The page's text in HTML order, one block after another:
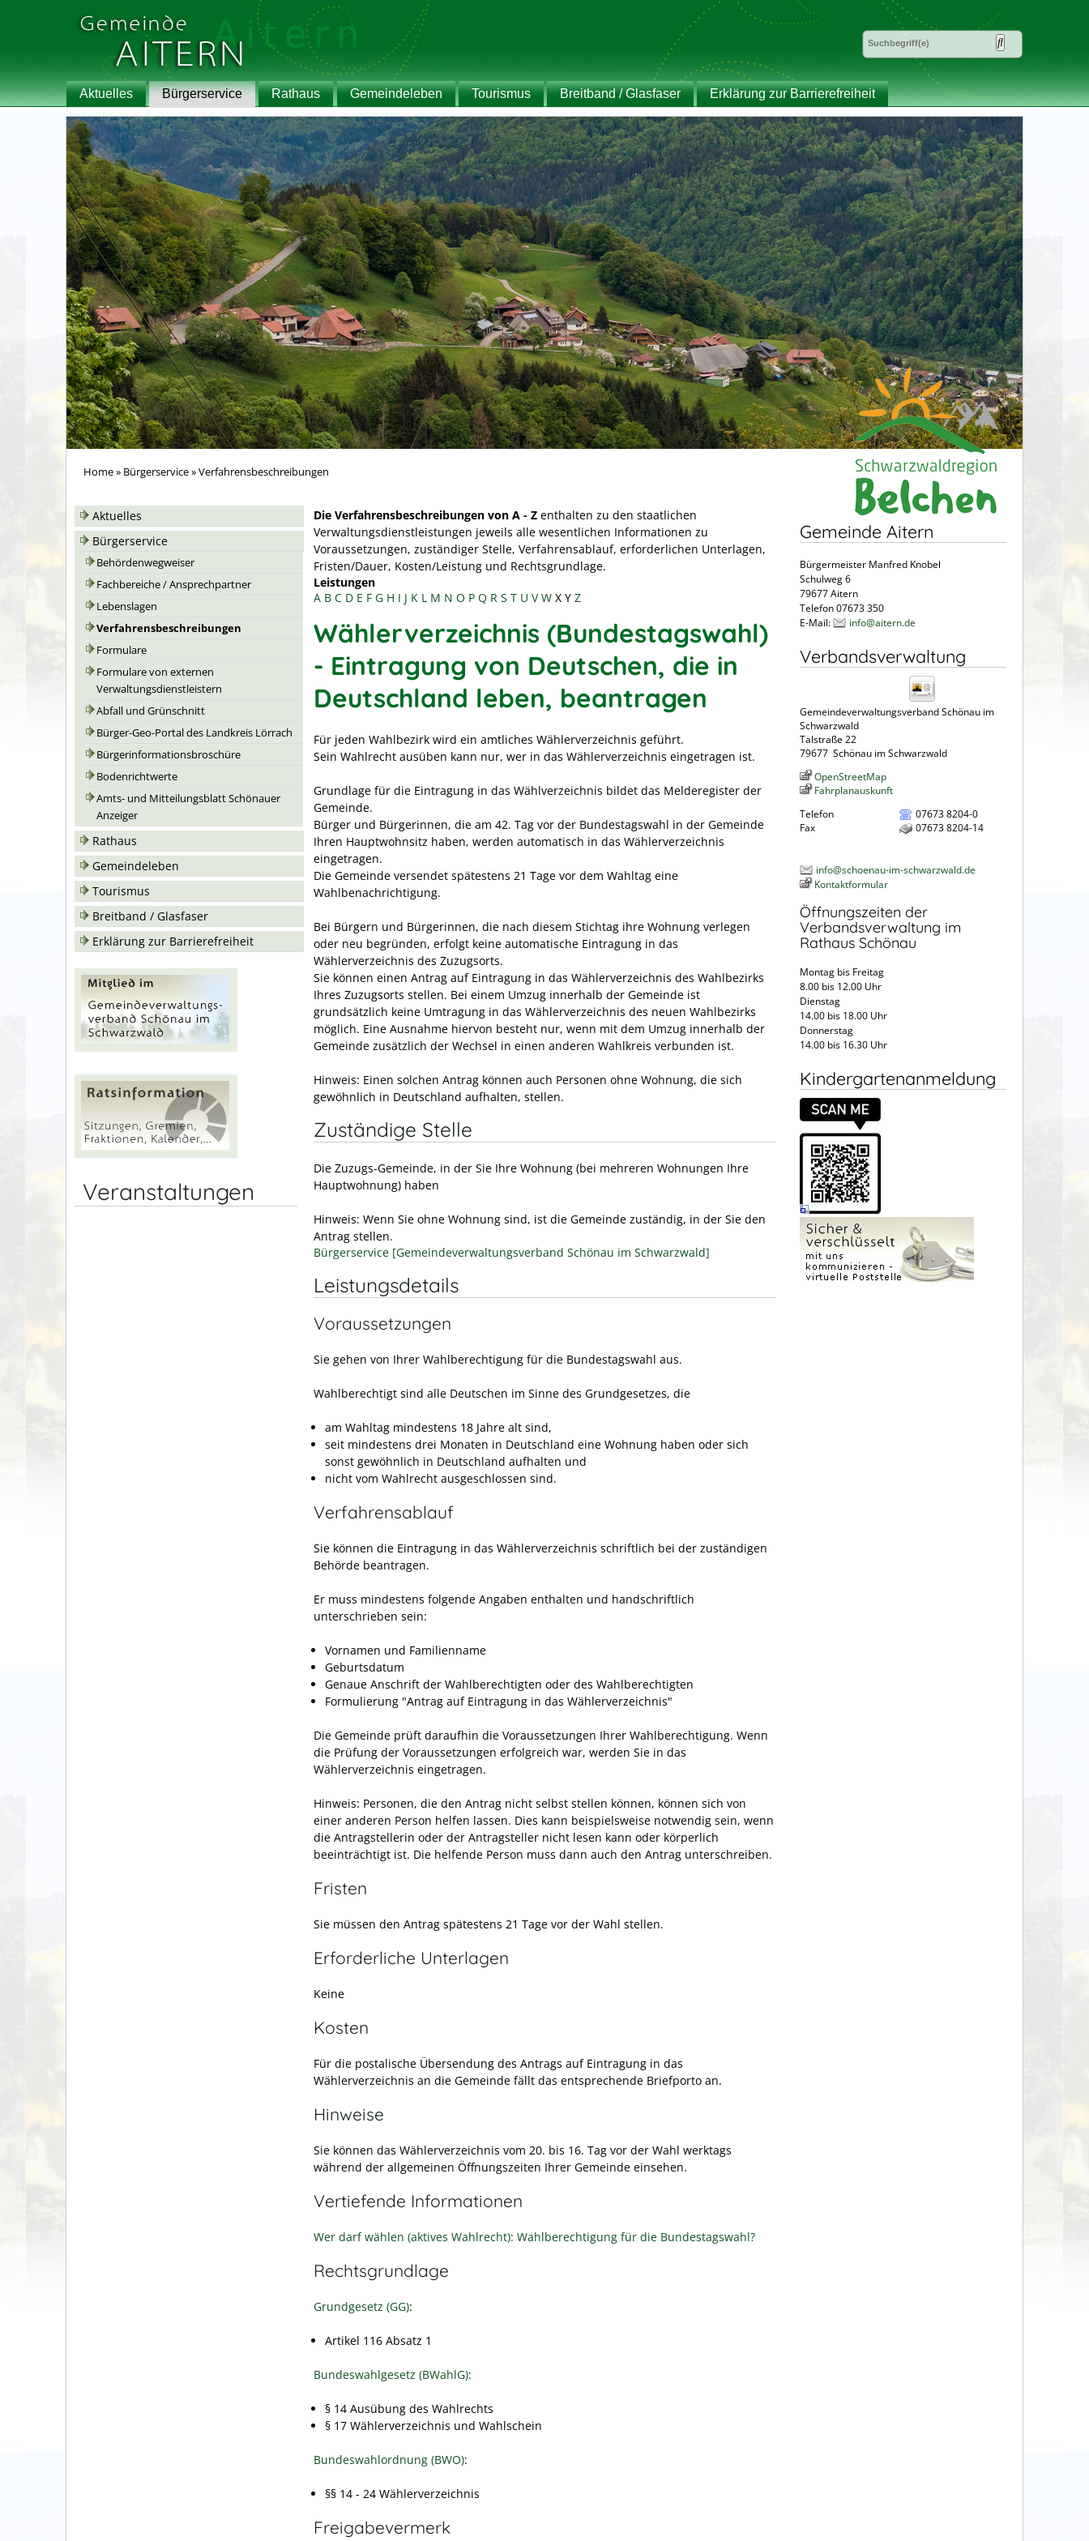
Aktuelles Bürgerservice Rathaus Gemeindeleben Tourismus Breitband / Glasfaser Erklärung zur Barrierefreiheit
Home» Bürgerservice»Verfahrensbeschreibungen
Aktuelles
Bürgerservice
Behördenwegweiser
Fachbereiche / Ansprechpartner
Lebenslagen
Verfahrensbeschreibungen
Formulare
Formulare von externen
Verwaltungsdienstleistern
Abfall und Grünschnitt
Bürger-Geo-Portal des Landkreis Lörrach
Bürgerinformationsbroschüre
Bodenrichtwerte
Amts- und Mitteilungsblatt Schönauer
Anzeiger
Rathaus
Gemeindeleben
Tourismus
Breitband / Glasfaser
Erklärung zur Barrierefreiheit
Veranstaltungen
Die Verfahrensbeschreibungen von A - Z enthalten zu den staatlichen
Verwaltungsdienstleistungen jeweils alle wesentlichen Informationen zu
Voraussetzungen, zuständiger Stelle, Verfahrensablauf, erforderlichen Unterlagen,
Fristen/Dauer, Kosten/Leistung und Rechtsgrundlage.
Leistungen
A B C D E F G H I J K L M N O P Q R S T U V W X Y Z
Wählerverzeichnis (Bundestagswahl)
- Eintragung von Deutschen, die in
Deutschland leben, beantragen
Für jeden Wahlbezirk wird ein amtliches Wählerverzeichnis geführt.
Sein Wahlrecht ausüben kann nur, wer in das Wählerverzeichnis eingetragen ist.
Grundlage für die Eintragung in das Wählverzeichnis bildet das Melderegister der
Gemeinde.
Bürger und Bürgerinnen, die am 42. Tag vor der Bundestagswahl in der Gemeinde
Ihren Hauptwohnsitz haben, werden automatisch in das Wählerverzeichnis
eingetragen.
Die Gemeinde versendet spätestens 21 Tage vor dem Wahltag eine
Wahlbenachrichtigung.
Bei Bürgern und Bürgerinnen, die nach diesem Stichtag ihre Wohnung verlegen
oder neu begründen, erfolgt keine automatische Eintragung in das
Wählerverzeichnis des Zuzugsorts.
Sie können einen Antrag auf Eintragung in das Wählerverzeichnis des Wahlbezirks
Ihres Zuzugsorts stellen. Bei einem Umzug innerhalb der Gemeinde ist
grundsätzlich keine Umtragung in das Wählerverzeichnis des neuen Wahlbezirks
möglich. Eine Ausnahme hiervon besteht nur, wenn mit dem Umzug innerhalb der
Gemeinde zusätzlich der Wechsel in einen anderen Wahlkreis verbunden ist.
Hinweis: Einen solchen Antrag können auch Personen ohne Wohnung, die sich
gewöhnlich in Deutschland aufhalten, stellen.
Zuständige Stelle
Die Zuzugs-Gemeinde, in der Sie Ihre Wohnung (bei mehreren Wohnungen Ihre
Hauptwohnung) haben
Hinweis: Wenn Sie ohne Wohnung sind, ist die Gemeinde zuständig, in der Sie den
Antrag stellen.
Bürgerservice [Gemeindeverwaltungsverband Schönau im Schwarzwald]
Leistungsdetails
Voraussetzungen
Sie gehen von Ihrer Wahlberechtigung für die Bundestagswahl aus.
Wahlberechtigt sind alle Deutschen im Sinne des Grundgesetzes, die
am Wahltag mindestens 18 Jahre alt sind,
seit mindestens drei Monaten in Deutschland eine Wohnung haben oder sich
sonst gewöhnlich in Deutschland aufhalten und
nicht vom Wahlrecht ausgeschlossen sind.
Verfahrensablauf
Sie können die Eintragung in das Wählerverzeichnis schriftlich bei der zuständigen
Behörde beantragen.
Er muss mindestens folgende Angaben enthalten und handschriftlich
unterschrieben sein:
Vornamen und Familienname
Geburtsdatum
Genaue Anschrift der Wahlberechtigten oder des Wahlberechtigten
Formulierung "Antrag auf Eintragung in das Wählerverzeichnis"
Die Gemeinde prüft daraufhin die Voraussetzungen Ihrer Wahlberechtigung. Wenn
die Prüfung der Voraussetzungen erfolgreich war, werden Sie in das
Wählerverzeichnis eingetragen.
Hinweis: Personen, die den Antrag nicht selbst stellen können, können sich von
einer anderen Person helfen lassen. Dies kann beispielsweise notwendig sein, wenn
die Antragstellerin oder der Antragsteller nicht lesen kann oder körperlich
beeinträchtigt ist. Die helfende Person muss dann auch den Antrag unterschreiben.
Fristen
Sie müssen den Antrag spätestens 21 Tage vor der Wahl stellen.
Erforderliche Unterlagen
Keine
Kosten
Für die postalische Übersendung des Antrags auf Eintragung in das
Wählerverzeichnis an die Gemeinde fällt das entsprechende Briefporto an.
Hinweise
Sie können das Wählerverzeichnis vom 20. bis 16. Tag vor der Wahl werktags
während der allgemeinen Öffnungszeiten Ihrer Gemeinde einsehen.
Vertiefende Informationen
Wer darf wählen (aktives Wahlrecht): Wahlberechtigung für die Bundestagswahl?
Rechtsgrundlage
Grundgesetz (GG):
Artikel 116 Absatz 1
Bundeswahlgesetz (BWahlG):
§ 14 Ausübung des Wahlrechts
§ 17 Wählerverzeichnis und Wahlschein
Bundeswahlordnung (BWO):
§§ 14 - 24 Wählerverzeichnis
Freigabevermerk
Gemeinde Aitern
Bürgermeister Manfred Knobel
Schulweg 6
79677 Aitern
Telefon 07673 350
E-Mail:
info@aitern.de
Verbandsverwaltung
Gemeindeverwaltungsverband Schönau im
Schwarzwald
Talstraße 22
79677 Schönau im Schwarzwald
OpenStreetMap
Fahrplanauskunft
Telefon
07673 8204-0
Fax
07673 8204-14
info@schoenau-im-schwarzwald.de
Kontaktformular
Öffnungszeiten der
Verbandsverwaltung im
Rathaus Schönau
Montag bis Freitag
8.00 bis 12.00 Uhr
Dienstag
14.00 bis 18.00 Uhr
Donnerstag
14.00 bis 16.30 Uhr
Kindergartenanmeldung